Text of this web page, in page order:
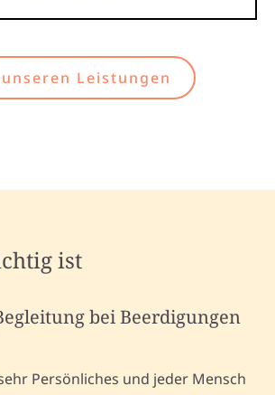
Leistungen
ist
bei Beerdigungen
Persönliches und jeder Mensch